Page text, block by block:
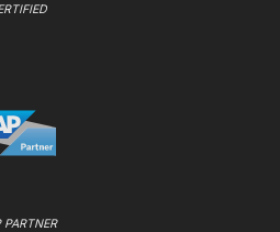
PARTNER